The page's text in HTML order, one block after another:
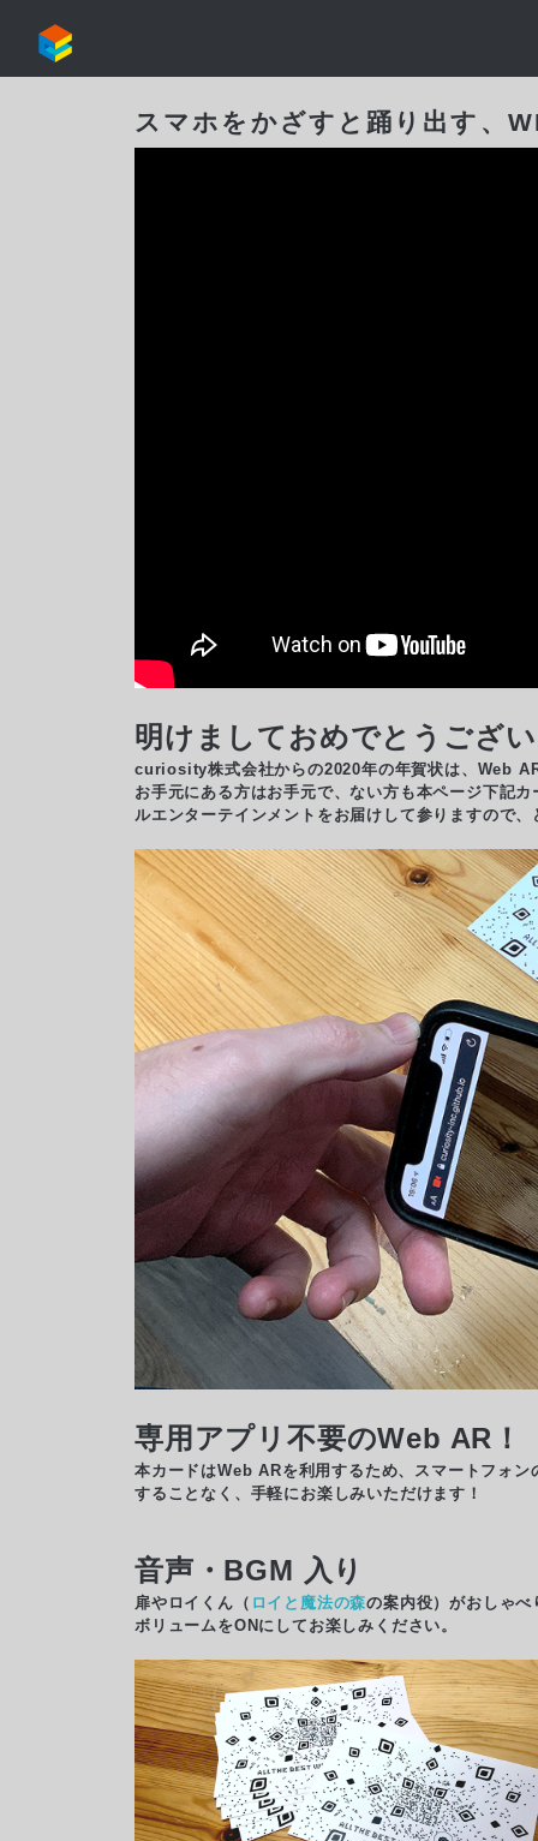
スマホをかざすと踊り出す、
明けましておめでとうござ
curiosity株式会社からの2020年の年賀状は、Web
お手元にある方はお手元で、ない方も本ページ下記
ルエンターテインメントをお届けして参りますので
専用アプリ不要のWeb AR！
本カードはWeb ARを利用するため、スマートフォ
することなく、手軽にお楽しみいただけます！
音声・BGM 入り
扉やロイくん（ ロイと魔法の森の案内役）がおしゃ
ボリュームをONにしてお楽しみください。